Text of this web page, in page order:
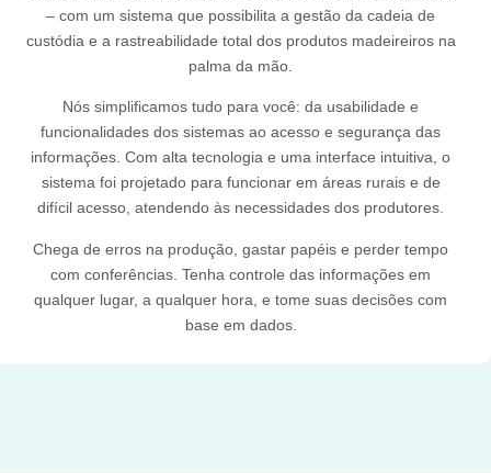
– com um sistema que possibilita a gestão da cadeia de
custódia e a rastreabilidade total dos produtos madeireiros na
palma da mão.
Nós simplificamos tudo para você: da usabilidade e
funcionalidades dos sistemas ao acesso e segurança das
informações. Com alta tecnologia e uma interface intuitiva, o
sistema foi projetado para funcionar em áreas rurais e de
difícil acesso, atendendo às necessidades dos produtores.
Chega de erros na produção, gastar papéis e perder tempo
com conferências. Tenha controle das informações em
qualquer lugar, a qualquer hora, e tome suas decisões com
base em dados.